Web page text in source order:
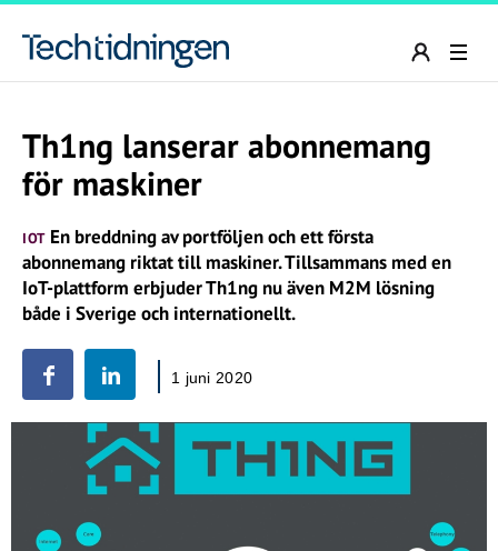
Th1ng lanserar abonnemang
för maskiner
IOTEn breddning av portföljen och ett första
abonnemang riktat till maskiner. Tillsammans med en
IoT-plattform erbjuder Th1ng nu även M2M lösning
både i Sverige och internationellt.
1 juni 2020